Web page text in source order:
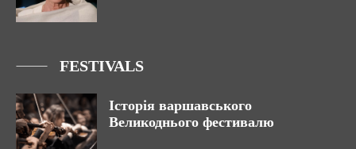
FESTIVALS
Історія варшавського
Великоднього фестивалю